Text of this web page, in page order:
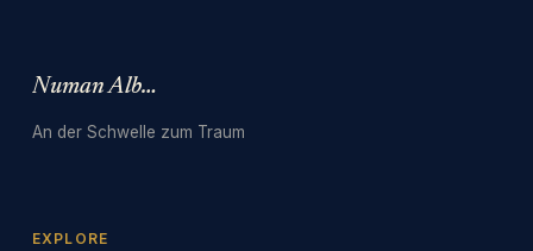
Numan Albarbari
An der Schwelle zum Traum
EXPLORE